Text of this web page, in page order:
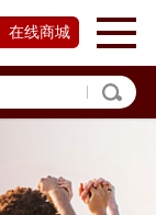
在线商城